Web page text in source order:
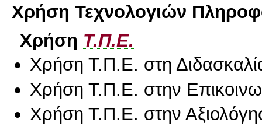
Χρήση Τεχνολογιών
Χρήση Τ.Π.Ε.
Χρήση Τ.Π.Ε. στη
Χρήση Τ.Π.Ε. στην
Χρήση Τ.Π.Ε. στην